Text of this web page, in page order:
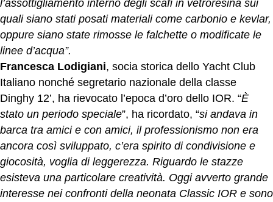
l’assottigliamento interno degli scafi in vetroresina sui
quali siano stati posati materiali come carbonio e kevlar,
oppure siano state rimosse le falchette o modificate le
linee d’acqua”.
Francesca Lodigiani, socia storica dello Yacht Club
Italiano nonché segretario nazionale della classe
Dinghy 12’, ha rievocato l’epoca d’oro dello IOR. “È
stato un periodo speciale”, ha ricordato, “si andava in
barca tra amici e con amici, il professionismo non era
ancora così sviluppato, c’era spirito di condivisione e
giocosità, voglia di leggerezza. Riguardo le stazze
esisteva una particolare creatività. Oggi avverto grande
interesse nei confronti della neonata Classic IOR e sono